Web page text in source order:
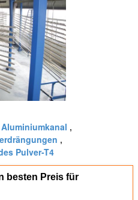
,
,
Pulver-T4
besten Preis für